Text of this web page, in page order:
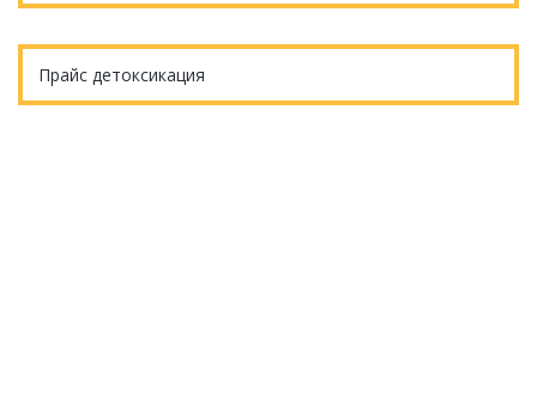
Прайс детоксикация